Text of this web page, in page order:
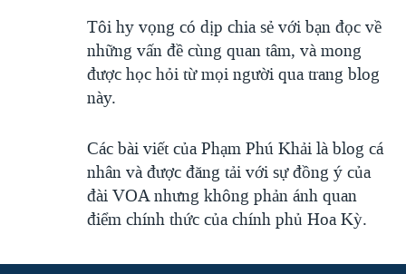
Tôi hy vọng có dịp chia sẻ với bạn đọc về
những vấn đề cùng quan tâm, và mong
được học hỏi từ mọi người qua trang blog
này.
Các bài viết của Phạm Phú Khải là blog cá
nhân và được đăng tải với sự đồng ý của
đài VOA nhưng không phản ánh quan
điểm chính thức của chính phủ Hoa Kỳ.